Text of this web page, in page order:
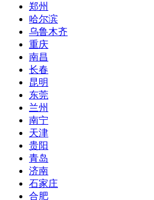
郑州
哈尔滨
乌鲁木齐
重庆
南昌
长春
昆明
东莞
兰州
南宁
天津
贵阳
青岛
济南
石家庄
合肥